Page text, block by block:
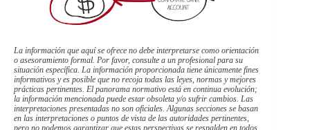
La información que aquí se ofrece no debe interpretarse como orientación
o asesoramiento formal. Por favor, consulte a un profesional para su
situación específica. La información proporcionada tiene únicamente fines
informativos y es posible que no recoja todas las leyes, normas y mejores
prácticas pertinentes. El panorama normativo está en continua evolución;
la información mencionada puede estar obsoleta y/o sufrir cambios. Las
interpretaciones presentadas no son oficiales. Algunas secciones se basan
en las interpretaciones o puntos de vista de las autoridades pertinentes,
pero no podemos garantizar que estas perspectivas se respalden en todos